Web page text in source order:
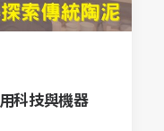
科技與機器